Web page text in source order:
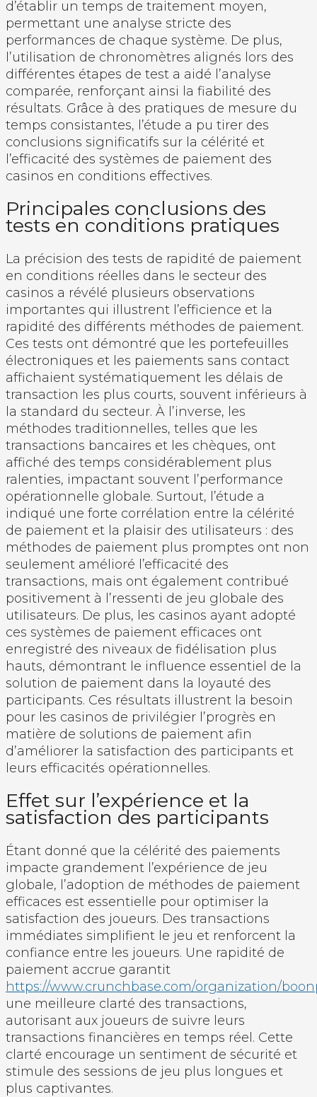
d’établir un temps de traitement moyen,
permettant une analyse stricte des
performances de chaque système. De plus,
l’utilisation de chronomètres alignés lors des
différentes étapes de test a aidé l’analyse
comparée, renforçant ainsi la fiabilité des
résultats. Grâce à des pratiques de mesure du
temps consistantes, l’étude a pu tirer des
conclusions significatifs sur la célérité et
l’efficacité des systèmes de paiement des
casinos en conditions effectives.
Principales conclusions des
tests en conditions pratiques
La précision des tests de rapidité de paiement
en conditions réelles dans le secteur des
casinos a révélé plusieurs observations
importantes qui illustrent l’efficience et la
rapidité des différents méthodes de paiement.
Ces tests ont démontré que les portefeuilles
électroniques et les paiements sans contact
affichaient systématiquement les délais de
transaction les plus courts, souvent inférieurs à
la standard du secteur. À l’inverse, les
méthodes traditionnelles, telles que les
transactions bancaires et les chèques, ont
affiché des temps considérablement plus
ralenties, impactant souvent l’performance
opérationnelle globale. Surtout, l’étude a
indiqué une forte corrélation entre la célérité
de paiement et la plaisir des utilisateurs : des
méthodes de paiement plus promptes ont non
seulement amélioré l’efficacité des
transactions, mais ont également contribué
positivement à l’ressenti de jeu globale des
utilisateurs. De plus, les casinos ayant adopté
ces systèmes de paiement efficaces ont
enregistré des niveaux de fidélisation plus
hauts, démontrant le influence essentiel de la
solution de paiement dans la loyauté des
participants. Ces résultats illustrent la besoin
pour les casinos de privilégier l’progrès en
matière de solutions de paiement afin
d’améliorer la satisfaction des participants et
leurs efficacités opérationnelles.
Effet sur l’expérience et la
satisfaction des participants
Étant donné que la célérité des paiements
impacte grandement l’expérience de jeu
globale, l’adoption de méthodes de paiement
efficaces est essentielle pour optimiser la
satisfaction des joueurs. Des transactions
immédiates simplifient le jeu et renforcent la
confiance entre les joueurs. Une rapidité de
paiement accrue garantit
https://www.crunchbase.com/organization/
une meilleure clarté des transactions,
autorisant aux joueurs de suivre leurs
transactions financières en temps réel. Cette
clarté encourage un sentiment de sécurité et
stimule des sessions de jeu plus longues et
plus captivantes.